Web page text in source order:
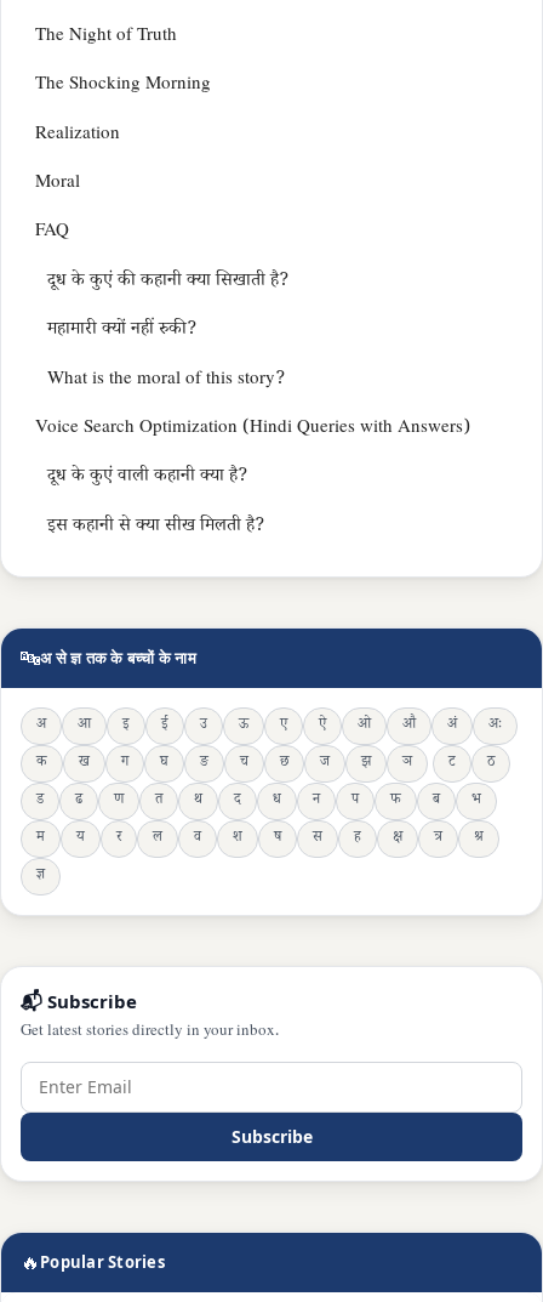
The Night of Truth
The Shocking Morning
Realization
Moral
FAQ
दूध के कुएं की कहानी क्या सिखाती है?
महामारी क्यों नहीं रुकी?
What is the moral of this story?
Voice Search Optimization (Hindi Queries with Answers)
दूध के कुएं वाली कहानी क्या है?
इस कहानी से क्या सीख मिलती है?
🔤अ से ज्ञ तक के बच्चों के नाम
अ आ इ ई उ ऊ ए ऐ ओ औ अं
अः
क
ख ग घ ङ च छ ज झ ञ ट
ठ
ड
ढ ण त थ द ध न प फ ब
भ
म
य र ल व श ष स ह क्ष त्र
श्र
ज्ञ
📬 Subscribe
Get latest stories directly in your inbox.
Subscribe
🔥 Popular Stories